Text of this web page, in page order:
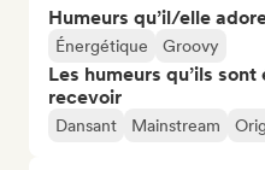
Humeurs qu’il/elle
Énergétique Groovy
Les humeurs qu’ils
recevoir
Dansant Mainstream